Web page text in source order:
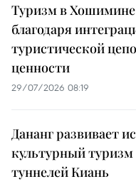
Туризм в Хошимине
благодаря
туристической
ценности
29/07/2026 08:19
Дананг развивает
культурный туризм
туннелей Киань